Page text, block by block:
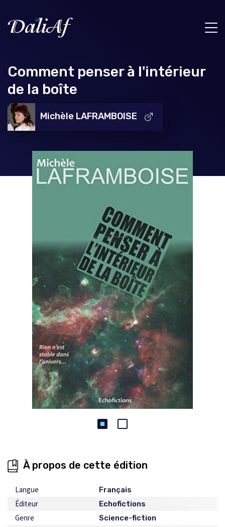
Comment penser à l'intérieur
de la boîte
Michèle LAFRAMBOISE
À propos de cette édition
Langue Français
Éditeur Echofictions
Genre Science-fiction